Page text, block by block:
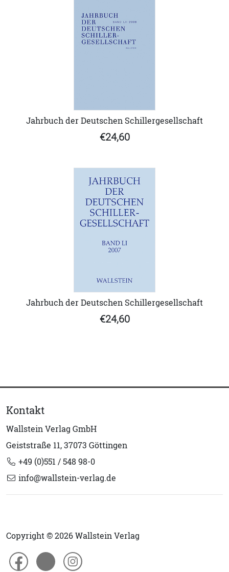
Jahrbuch der Deutschen Schillergesellschaft
€24,60
Jahrbuch der Deutschen Schillergesellschaft
€24,60
Kontakt
Wallstein Verlag GmbH
Geiststraße 11, 37073 Göttingen
+49 (0)551 / 548 98-0
info@wallstein-verlag.de
Copyright © 2026 Wallstein Verlag